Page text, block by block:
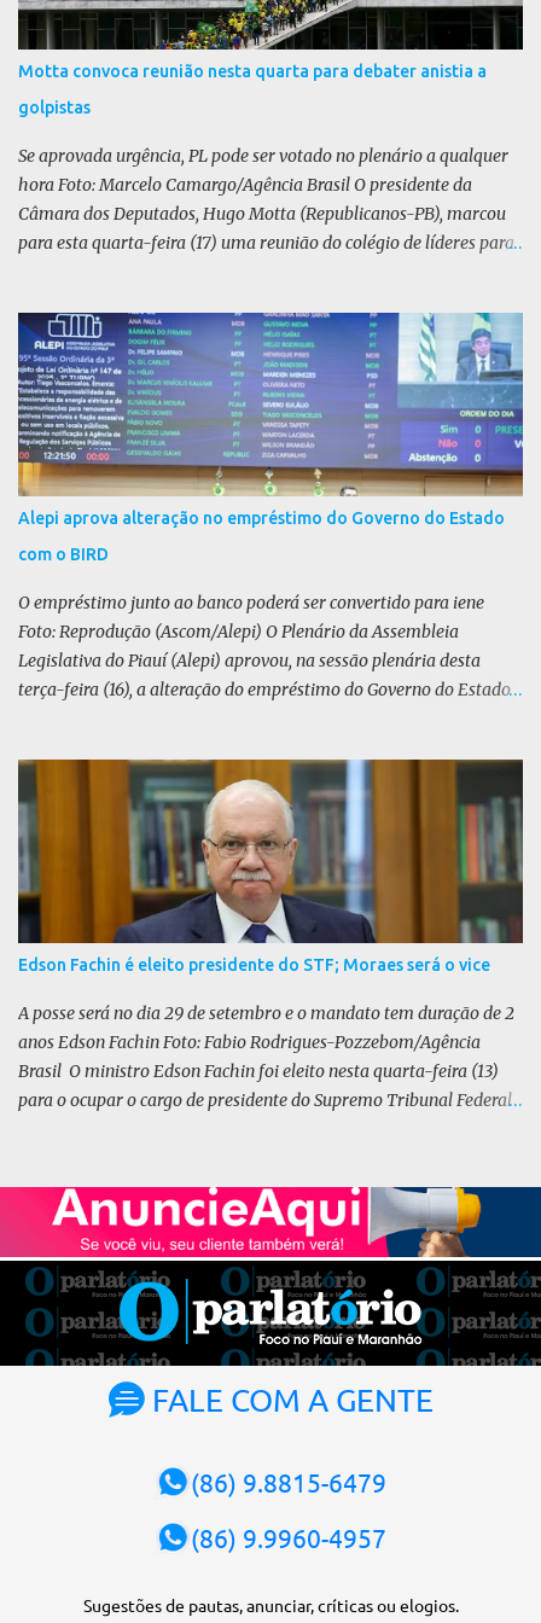
Motta convoca reunião nesta quarta para debater anistia a
golpistas
Se aprovada urgência, PL pode ser votado no plenário a qualquer
hora Foto: Marcelo Camargo/Agência Brasil O presidente da
Câmara dos Deputados, Hugo Motta (Republicanos-PB), marcou
para esta quarta-feira (17) uma reunião do colégio de líderes para
disse, em uma rede social, que a reunião vai “deliberar sobre a
urgência dos projetos que tratam do acontecido em 8 de janeiro de
2023”. Se aprovada urgência, o PL poderia ser votado no Plenário a
qualquer momento. Não foi divulgado relator ou texto da matéria.
A pauta da anistia voltou a ganhar força com o julgamento e
condenação do ex-presidente Jair Bolsonaro por tentativa de golpe
de Estado, entre outros crimes. A oposição liderada pelo Partido
Liberal (PL) argumenta que o julgamento no Supremo Tribunal
Federal (STF) da trama golpista seria uma “perseguição política”.
O PL defende uma anistia ampla para todo...
Alepi aprova alteração no empréstimo do Governo do Estado
com o BIRD
O empréstimo junto ao banco poderá ser convertido para iene
Foto: Reprodução (Ascom/Alepi) O Plenário da Assembleia
Legislativa do Piauí (Alepi) aprovou, na sessão plenária desta
terça-feira (16), a alteração do empréstimo do Governo do Estado
contrato, presente na lei 8.964/25, é de US$ 392 milhões. De acordo
com o Executivo, a mudança de moeda traz benefícios a longo
prazo. “A mudança se fundamenta em análises técnicas
aprofundadas conduzidas em conjunto com o BIRD, as quais
indicam que a contratação em iene japonês é mais vantajosa sob
os aspectos econômico e financeiro. Embora o custo dos juros em
dólares possa parecer inferior no curto prazo, a opção pelo iene
revela-se mais benéfica no longo prazo, tanto pela sua menor
volatilidade cambial quanto pela estabilidade da taxa de juros
atrelada à TONA”, explica. O deputado Gustavo Neiva (PP) votou
contra o projeto de l...
Edson Fachin é eleito presidente do STF; Moraes será o vice
A posse será no dia 29 de setembro e o mandato tem duração de 2
anos Edson Fachin Foto: Fabio Rodrigues-Pozzebom/Agência
Brasil O ministro Edson Fachin foi eleito nesta quarta-feira (13)
para o ocupar o cargo de presidente do Supremo Tribunal Federal
votação foi feita de forma simbólica pelo plenário da Corte.
Atualmente, Fachin é o vice-presidente e, pelo critério de
antiguidade, deve assumir o cargo. Conforme o regimento interno,
o tribunal deve ser comandado pelo ministro mais antigo que
ainda não presidiu a Corte. O novo presidente vai suceder a Luís
Roberto Barroso, que completará o mandato de dois anos. Ao
cumprimentar Fachin pela eleição, Barroso afirmou que o país
tem sorte de ter o ministro na cadeira de presidente da Corte.
“Considero, pessoalmente e institucionalmente, que é uma sorte
FALE COM A GENTE
(86) 9.8815-6479
(86) 9.9960-4957
Sugestões de pautas, anunciar, críticas ou elogios.